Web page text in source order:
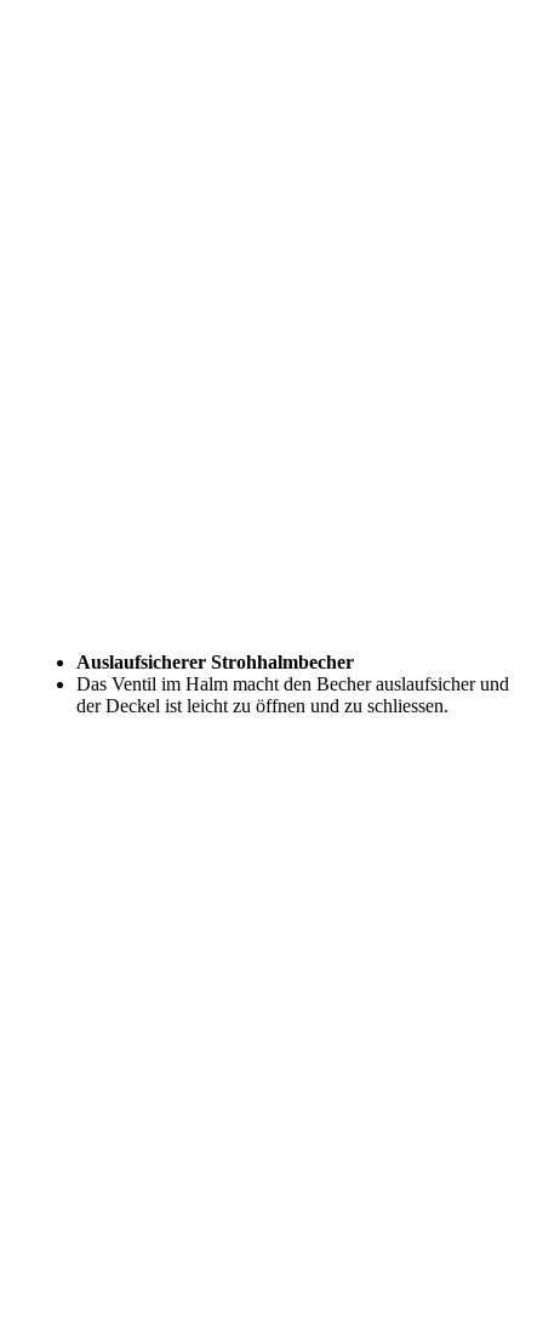
Auslaufsicherer Strohhalmbecher
Das Ventil im Halm macht den Becher auslaufsicher und
der Deckel ist leicht zu öffnen und zu schliessen.